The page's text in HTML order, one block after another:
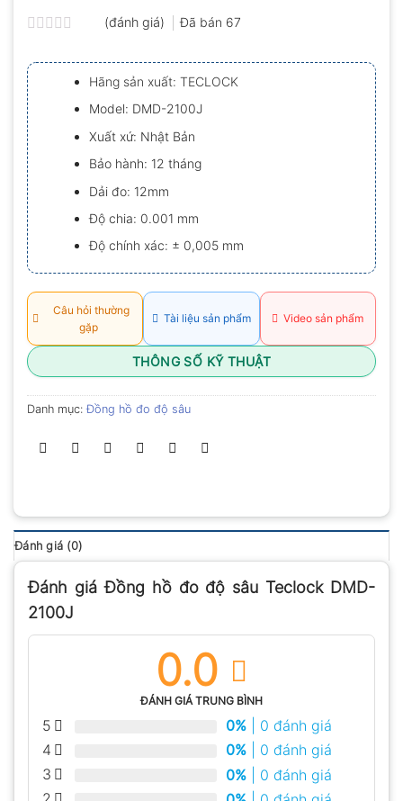
xếp
hạng
0.0
5
sao
(đánh giá) Đã bán 67
Hãng sản xuất: TECLOCK
Model: DMD-2100J
Xuất xứ: Nhật Bản
Bảo hành: 12 tháng
Dải đo: 12mm
Độ chia: 0.001 mm
Độ chính xác: ± 0,005 mm
Câu hỏi thường
gặp
Tài liệu sản phẩm Video sản phẩm
THÔNG SỐ KỸ THUẬT
Danh mục:Đồng hồ đo độ sâu
Đánh giá (0)
Đánh giá Đồng hồ đo độ sâu Teclock DMD-
2100J
0.0
ĐÁNH GIÁ TRUNG BÌNH
5 0% | 0 đánh giá
4
0% | 0 đánh giá
3
0% | 0 đánh giá